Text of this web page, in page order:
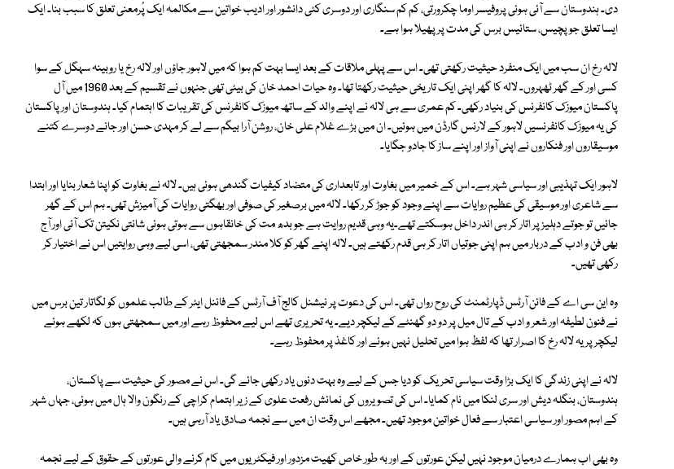
دی۔ ہندوستان سے آئی ہوئی پروفیسر اوما چکرورتی، کم کم سنگاری اور دوسری کئی دانشور اور ادیب خواتین سے مکالمہ ایک پُرمعنی تعلق کا سبب بنا۔ ایک
ایسا تعلق جو پچیس، ستائیس برس کی مدت پر پھیلا ہوا ہے۔
لالہ رخ ان سب میں ایک منفرد حیثیت رکھتی تھی۔ اس سے پہلی ملاقات کے بعد ایسا بہت کم ہوا کہ میں لاہور جاؤں اور لالہ رخ یا روبینہ سہگل کے سوا
کسی اور کے گھر ٹھہروں۔ لالہ کا گھر اپنی ایک تاریخی حیثیت رکھتا تھا۔ وہ حیات احمد خان کی بیٹی تھی جنہوں نے تقسیم کے بعد 1960 میں آل
پاکستان میوزک کانفرنس کی بنیاد رکھی۔ کم عمری سے ہی لالہ نے اپنے والد کے ساتھ میوزک کانفرنس کی تقریبات کا اہتمام کیا۔ ہندوستان اور پاکستان
کی یہ میوزک کانفرنسیں لاہور کے لارنس گارڈن میں ہوئیں۔ ان میں بڑے غلام علی خان، روشن آرا بیگم سے لے کر مہدی حسن اور جانے دوسرے کتنے
موسیقاروں اور فنکاروں نے اپنی آواز اور اپنے ساز کا جادو جگایا۔
لاہور ایک تہذیبی اور سیاسی شہر ہے۔ اس کے خمیر میں بغاوت اور تابعداری کی متضاد کیفیات گندھی ہوئی ہیں۔ لالہ نے بغاوت کو اپنا شعار بنایا اور ابتدا
سے شاعری اور موسیقی کی عظیم روایات سے اپنے وجود کو جوڑ کر رکھا۔ لالہ میں برصغیر کی صوفی اور بھگتی روایات کی آمیزش تھی۔ ہم اس کے گھر
جائیں تو جوتے دہلیز پر اتار کر ہی اندر داخل ہوسکتے تھے۔یہ وہی قدیم روایت ہے جو بدھ مت کی خانقاہوں سے ہوتی ہوئی شانتی نکیتن تک آئی اور آج
بھی فن و ادب کے دربار میں ہم اپنی جوتیاں اتار کر ہی قدم رکھتے ہیں۔ لالہ اپنے گھر کو کلا مندر سمجھتی تھی، اسی لیے وہی روایتیں اس نے اختیار کر
رکھی تھیں۔
وہ این سی اے کے فائن آرٹس ڈپارٹمنٹ کی روح رواں تھی۔ اس کی دعوت پر نیشنل کالج آف آرٹس کے فائنل ایئر کے طالب علموں کو لگاتار تین برس میں
نے فنون لطیفہ اور شعر و ادب کے تال میل پر دو دو گھنٹے کے لیکچر دیے۔ یہ تحریری تھے اس لیے محفوظ رہے اور میں سمجھتی ہوں کہ لکھے ہوئے
لیکچر پر یہ لالہ رخ کا اصرار تھا کہ لفظ ہوا میں تحلیل نہیں ہوئے اور کاغذ پر محفوظ رہے۔
لالہ نے اپنی زندگی کا ایک بڑا وقت سیاسی تحریک کو دیا جس کے لیے وہ بہت دنوں یاد رکھی جائے گی۔ اس نے مصور کی حیثیت سے پاکستان،
ہندوستان، بنگلہ دیش اور سری لنکا میں نام کمایا۔ اس کی تصویروں کی نمائش رفعت علوی کے زیر اہتمام کراچی کے رنگون والا ہال میں ہوئی، جہاں شہر
کے اہم مصور اور سیاسی اعتبار سے فعال خواتین موجود تھیں۔ مجھے اس وقت ان میں سے نجمہ صادق یاد آرہی ہیں۔
وہ بھی اب ہمارے درمیان موجود نہیں لیکن عورتوں کے اور بہ طور خاص کھیت مزدور اور فیکٹریوں میں کام کرنے والی عورتوں کے حقوق کے لیے نجمہ